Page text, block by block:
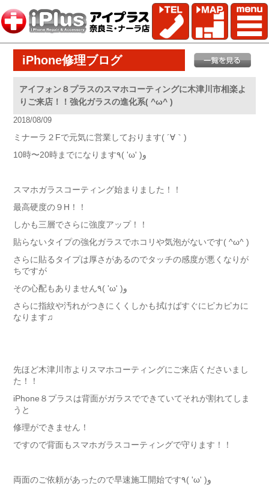
iPhone修理ブログ
アイフォン８プラスのスマホコーティングに木津川市相楽よ
りご来店！！強化ガラスの進化系( ^ω^ )
2018/08/09
ミナーラ２Fで元気に営業しております( ´∀｀)
10時〜20時までになります٩( 'ω' )و
スマホガラスコーティング始まりました！！
最高硬度の９H！！
しかも三層でさらに強度アップ！！
貼らないタイプの強化ガラスでホコリや気泡がないです( ^ω^ )
さらに貼るタイプは厚さがあるのでタッチの感度が悪くなりが
ちですが
その心配もありません٩( 'ω' )و
さらに指紋や汚れがつきにくくしかも拭けばすぐにピカピカに
なります♫
先ほど木津川市よりスマホコーティングにご来店くださいまし
た！！
iPhone８プラスは背面がガラスでできていてそれが割れてしま
うと
修理ができません！
ですので背面もスマホガラスコーティングで守ります！！
両面のご依頼があったので早速施工開始です٩( 'ω' )و